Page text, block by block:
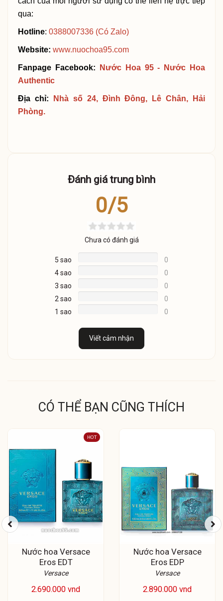
qua:
Hotline: 0388007336 (Có Zalo)
Website: www.nuochoa95.com
Fanpage Facebook:
Nước Hoa 95 - Nước Hoa
Authentic
Địa chỉ:
Nhà số 24, Đình Đông, Lê Chân, Hải
Phòng.
Đánh giá trung bình
0/5
Chưa có đánh giá
5 sao
0
4 sao
0
3 sao
0
2 sao
0
1 sao
0
Viết cảm nhận
CÓ THỂ BẠN CŨNG THÍCH
HOT
Nước hoa Versace
Eros EDT
Versace
2.690.000 vnd
Nước hoa Versace
Eros EDP
Versace
2.890.000 vnd